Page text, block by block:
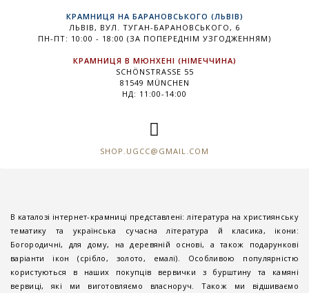
КРАМНИЦЯ НА БАРАНОВСЬКОГО (ЛЬВІВ)
ЛЬВІВ, ВУЛ. ТУГАН-БАРАНОВСЬКОГО, 6
ПН-ПТ: 10:00 - 18:00 (ЗА ПОПЕРЕДНІМ УЗГОДЖЕННЯМ)
КРАМНИЦЯ В МЮНХЕНІ (НІМЕЧЧИНА)
SCHÖNSTRASSE 55
81549 MÜNCHEN
НД: 11:00-14:00
SHOP.UGCC@GMAIL.COM
В каталозі інтернет-крамниці представлені: література на християнську
тематику та українська сучасна література й класика, ікони:
Богородичні, для дому, на деревяній основі, а також подарункові
варіанти ікон (срібло, золото, емалі). Особливою популярністю
користуються в наших покупців вервички з бурштину та камяні
вервиці, які ми виготовляємо власноруч. Також ми відшиваємо